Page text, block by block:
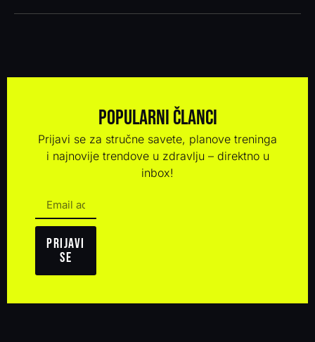
Popularni članci
Prijavi se za stručne savete, planove treninga
i najnovije trendove u zdravlju – direktno u
inbox!
Prijavi
se